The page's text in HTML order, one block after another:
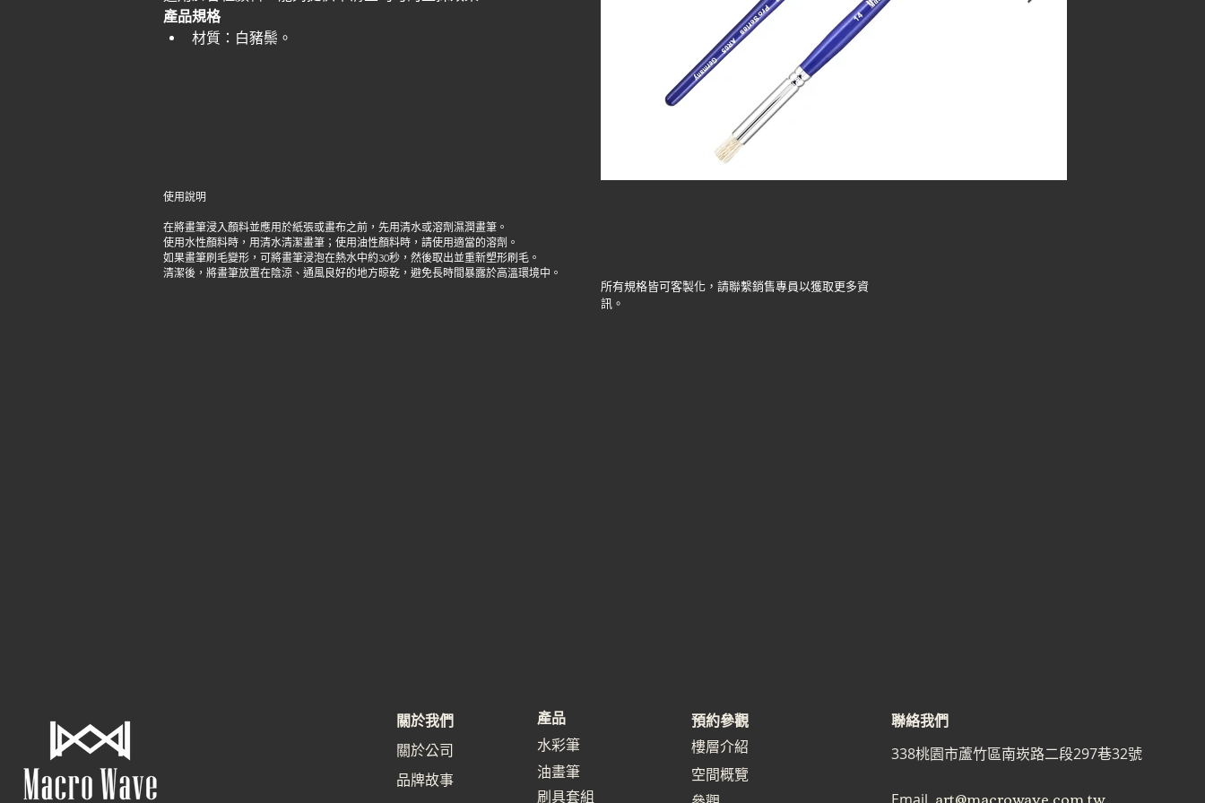
使用說明
在將畫筆浸入顏料並應用於紙張或畫布之前，先用清水或溶劑濕潤畫筆。
使用水性顏料時，用清水清潔畫筆；使用油性顏料時，請使用適當的溶劑。
如果畫筆刷毛變形，可將畫筆浸泡在熱水中約30秒，然後取出並重新塑形刷毛。
清潔後，將畫筆放置在陰涼、通風良好的地方晾乾，避免長時間暴露於高溫環境中。
所有規格皆可客製化，請聯繫銷售專員以獲取更多資
訊。
產品規格
材質：白豬鬃。
關於我們
關於公司
品牌故事
產品
水彩筆
油畫筆
刷具套組
預約參觀
樓層介紹
空間概覽
聯絡我們
338桃園市蘆竹區南崁路二段297巷32號